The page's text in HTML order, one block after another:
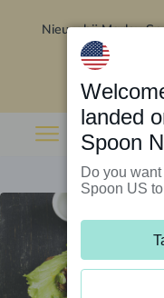
Nieuw bij Marley
landed
Spoon
Do you
Spoon US